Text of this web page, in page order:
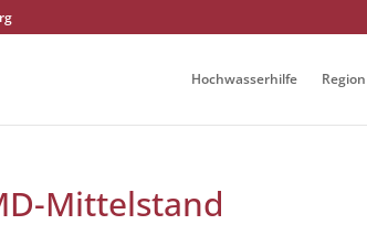
Hochwasserhilfe
Mittelstand